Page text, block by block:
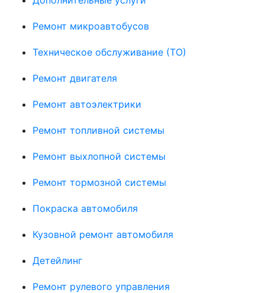
Ремонт микроавтобусов
Техническое обслуживание (ТО)
Ремонт двигателя
Ремонт автоэлектрики
Ремонт топливной системы
Ремонт выхлопной системы
Ремонт тормозной системы
Покраска автомобиля
Кузовной ремонт автомобиля
Детейлинг
Ремонт рулевого управления